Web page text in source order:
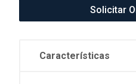
Solicitar
Características